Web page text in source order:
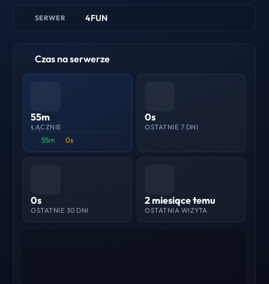
SERWER 4FUN
Czas na serwerze
55m
ŁĄCZNIE
55m 0s
0s
OSTATNIE 7 DNI
0s
OSTATNIE 30 DNI
2 miesiące temu
OSTATNIA WIZYTA